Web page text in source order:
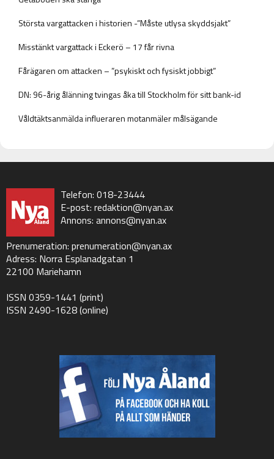
Största vargattacken i historien -”Måste utlysa skyddsjakt”
Misstänkt vargattack i Eckerö – 17 får rivna
Fårägaren om attacken – ”psykiskt och fysiskt jobbigt”
DN: 96-årig ålänning tvingas åka till Stockholm för sitt bank-id
Våldtäktsanmälda influeraren motanmäler målsägande
Telefon: 018-23444
E-post: redaktion@nyan.ax
Annons: annons@nyan.ax
Prenumeration: prenumeration@nyan.ax
Adress: Norra Esplanadgatan 1
22100 Mariehamn
ISSN 0359-1441 (print)
ISSN 2490-1628 (online)